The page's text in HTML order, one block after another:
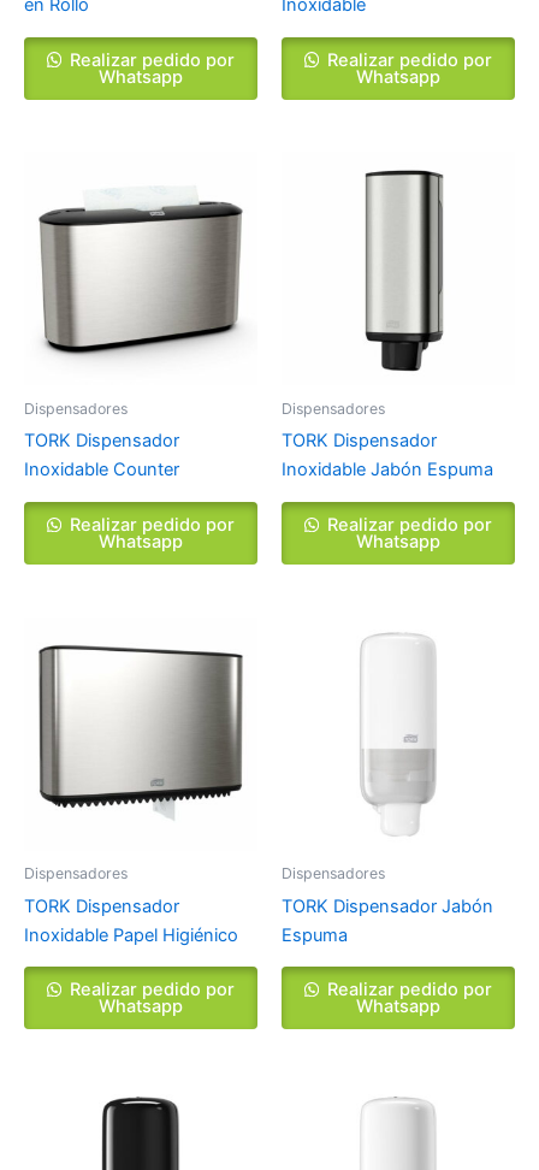
en Rollo
Realizar pedido por
Whatsapp
Inoxidable
Realizar pedido por
Whatsapp
Dispensadores
TORK Dispensador
Inoxidable Counter
Realizar pedido por
Whatsapp
Dispensadores
TORK Dispensador
Inoxidable Jabón Espuma
Realizar pedido por
Whatsapp
Dispensadores
TORK Dispensador
Inoxidable Papel Higiénico
Realizar pedido por
Whatsapp
Dispensadores
TORK Dispensador Jabón
Espuma
Realizar pedido por
Whatsapp